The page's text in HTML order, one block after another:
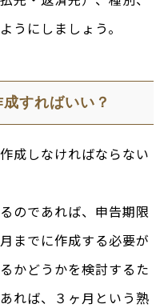
うにしましょう。
すればいい？
成しなければならない
のであれば、申告期限
までに作成する必要が
かどうかを検討するた
れば、３ヶ月という熟